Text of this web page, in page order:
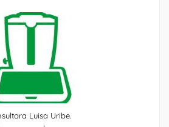
Luisa Uribe.